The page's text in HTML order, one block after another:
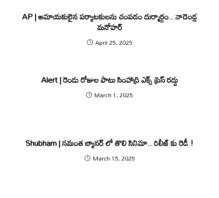
AP | అమాయకులైన పర్యాటకులను చంపడం దుర్మార్గం.. నాదెండ్ల
మనోహర్
April 25, 2025
Alert | రెండు రోజుల పాటు సింహాద్రి ఎక్స్ ప్రెస్ ర‌ద్దు
March 1, 2025
Shubham | స‌మంత బ్యాన‌ర్ లో తొలి సినిమా.. రిలీజ్ కు రెడీ !
March 15, 2025